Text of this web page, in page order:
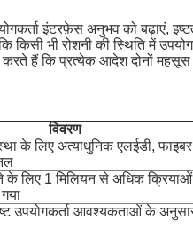
इंटरफ़ेस अनुभव को बढ़ाएं,
किसी भी रोशनी की स्थिति में
करते हैं कि प्रत्येक आदेश दोनों
विवरण
के लिए अत्याधुनिक एलईडी, फाइबर
लिए 1 मिलियन से अधिक
उपयोगकर्ता आवश्यकताओं के